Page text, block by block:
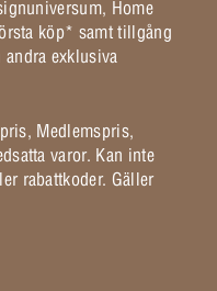
Home
köp* samt tillgång
exklusiva
Medlemspris,
varor. Kan inte
rabattkoder. Gäller